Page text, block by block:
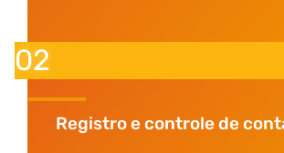
02
Registro e controle de